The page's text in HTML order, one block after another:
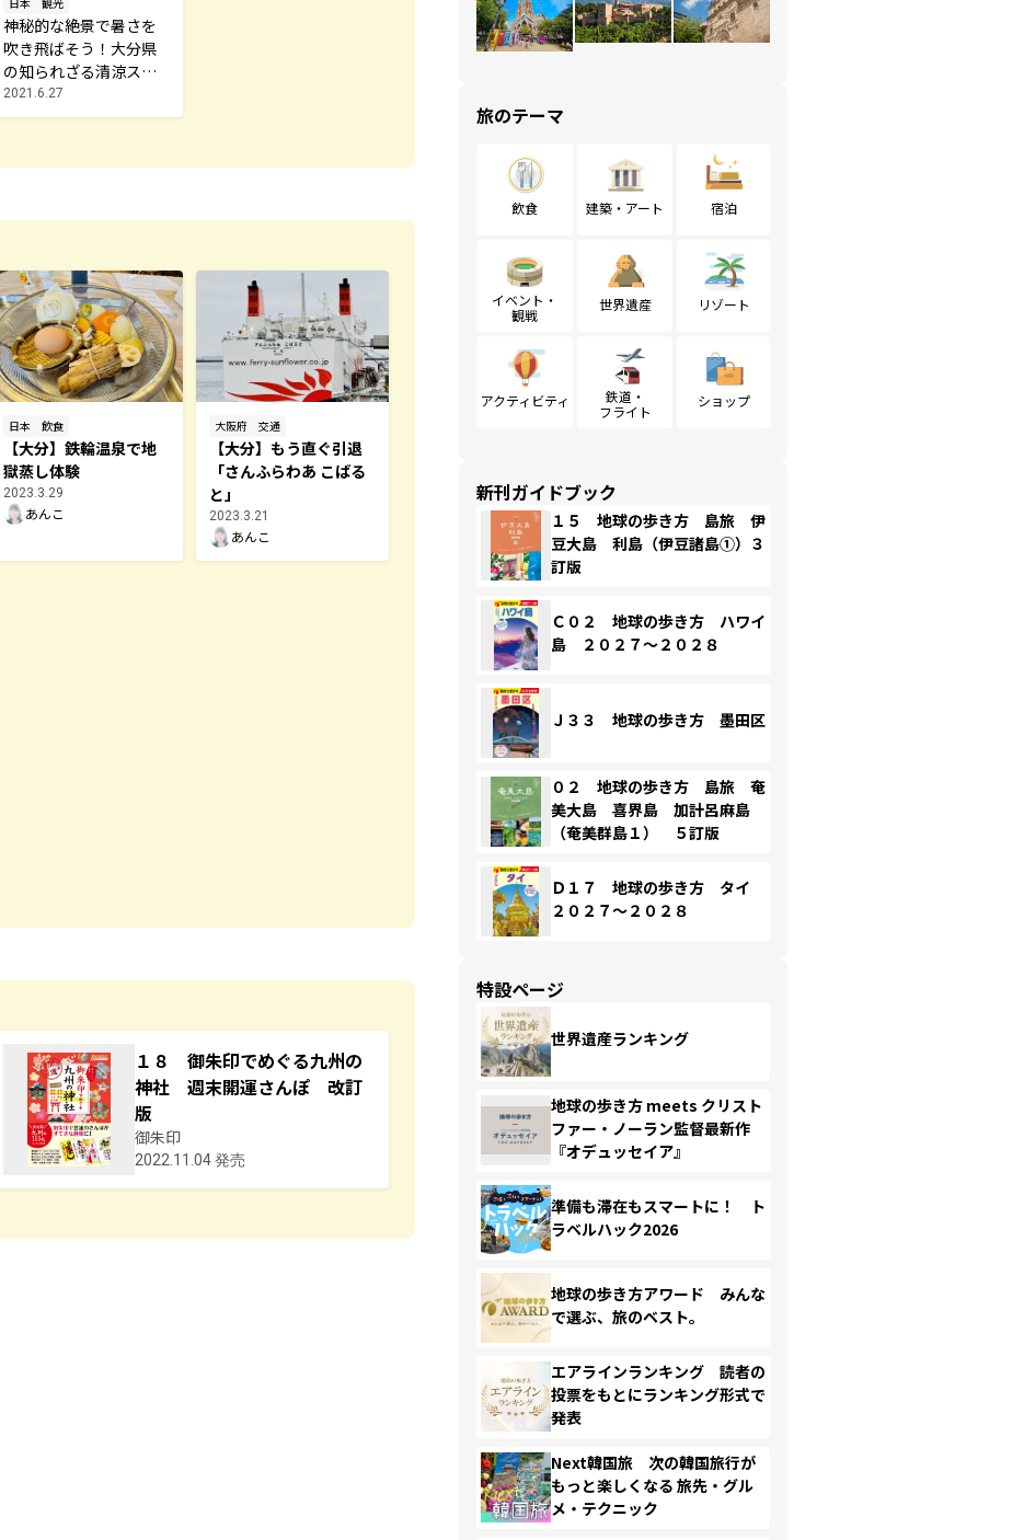
神秘的な絶景で暑さを
吹き飛ばそう！大分県
の知られざる清涼スポ
ット4選
2021.6.27
日本 飲食
【大分】鉄輪温泉で地
獄蒸し体験
2023.3.29
あんこ
大阪府 交通
【大分】もう直ぐ引退
「さんふらわあ こばる
と」
2023.3.21
あんこ
１８ 御朱印でめぐる九州の
神社 週末開運さんぽ 改訂
版
御朱印
2022.11.04 発売
旅のテーマ
飲食 建築・アート 宿泊
イベント・
観戦
世界遺産 リゾート
アクティビティ
鉄道・
フライト
ショップ
新刊ガイドブック
１５ 地球の歩き方 島旅 伊
豆大島 利島（伊豆諸島①）３
訂版
Ｃ０２ 地球の歩き方 ハワイ
島 ２０２７～２０２８
Ｊ３３ 地球の歩き方 墨田区
０２ 地球の歩き方 島旅 奄
美大島 喜界島 加計呂麻島
（奄美群島１） ５訂版
Ｄ１７ 地球の歩き方 タイ
２０２７～２０２８
特設ページ
世界遺産ランキング
地球の歩き方 meets クリスト
ファー・ノーラン監督最新作
『オデュッセイア』
準備も滞在もスマートに！ ト
ラベルハック2026
地球の歩き方アワード みんな
で選ぶ、旅のベスト。
エアラインランキング 読者の
投票をもとにランキング形式で
発表
Next韓国旅 次の韓国旅行が
もっと楽しくなる 旅先・グル
メ・テクニック